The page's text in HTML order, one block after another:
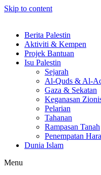
Skip to content
Berita Palestin
Aktiviti & Kempen
Projek Bantuan
Isu Palestin
Sejarah
Al-Quds & Al-
Gaza & Sekatan
Keganasan
Pelarian
Tahanan
Rampasan Tanah
Penempatan
Dunia Islam
Menu